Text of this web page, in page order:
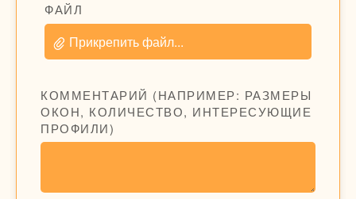
ФАЙЛ
Прикрепить файл...
КОММЕНТАРИЙ (НАПРИМЕР: РАЗМЕРЫ
ОКОН, КОЛИЧЕСТВО, ИНТЕРЕСУЮЩИЕ
ПРОФИЛИ)